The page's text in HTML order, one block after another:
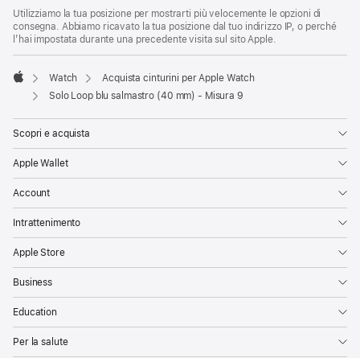
Utilizziamo la tua posizione per mostrarti più velocemente le opzioni di
consegna. Abbiamo ricavato la tua posizione dal tuo indirizzo IP, o perché
l’hai impostata durante una precedente visita sul sito Apple.
Apple
Watch
Acquista cinturini per Apple Watch
Solo Loop blu salmastro (40 mm) - Misura 9
Scopri e acquista
Apple Wallet
Account
Intrattenimento
Apple Store
Business
Education
Per la salute